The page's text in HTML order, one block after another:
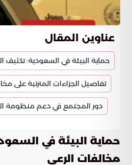
عناوين المقال
حماية البيئة في السعودية: تكثيف
تفاصيل الجزاءات المترتبة على
دور المجتمع في دعم منظومة
حماية البيئة في
مخالفات الرعي